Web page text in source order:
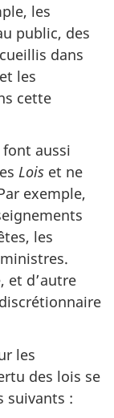
les
public, des
dans
les
cette
aussi
Lois et ne
exemple,
les
et d’autre
les
des lois se
suivants :